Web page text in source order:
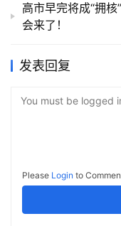
高市早完将成“拥
会来了！
发表回复
You must be logged
Please Login to